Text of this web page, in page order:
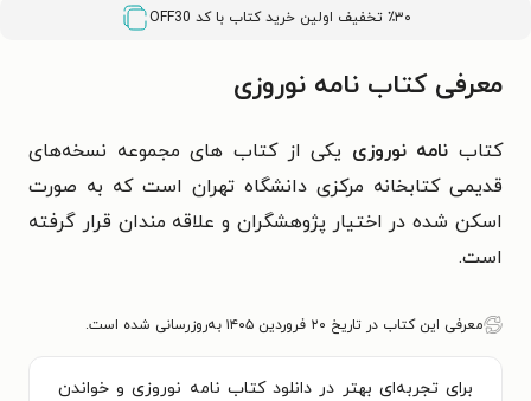
٪۳۰ تخفیف اولین خرید کتاب با کد OFF30
معرفی کتاب نامه نوروزی
کتاب نامه نوروزی یکی از کتاب های مجموعه نسخه‌های
قدیمی کتابخانه مرکزی دانشگاه تهران است که به صورت
اسکن شده در اختیار پژوهشگران و علاقه مندان قرار گرفته
است.
معرفی این کتاب در تاریخ ۲۰ فروردین ۱۴۰۵ به‌روزرسانی شده است.
برای تجربه‌ای بهتر در دانلود کتاب نامه نوروزی و خواندن